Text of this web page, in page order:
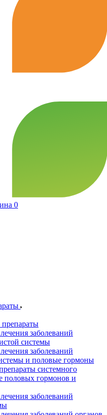
0
заболеваний
системы
заболеваний
и половые гормоны
системного
половых гормонов и
заболеваний